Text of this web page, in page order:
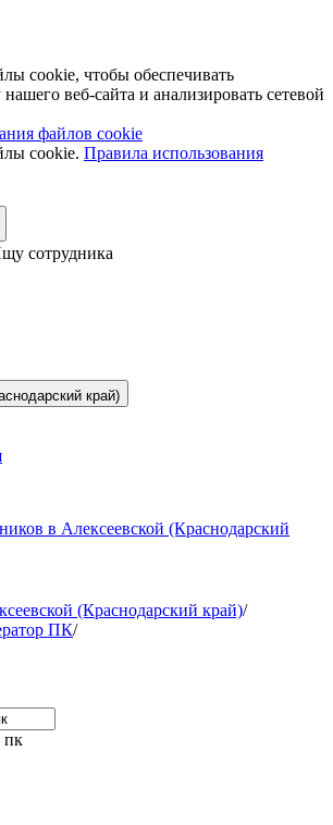
cookie, чтобы обеспечивать
веб-сайта и анализировать сетевой
файлов cookie
cookie. Правила использования
сотрудника
край)
в Алексеевской (Краснодарский
(Краснодарский край)/
ПК/
пк